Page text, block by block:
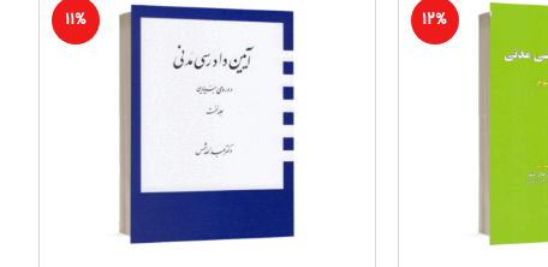
12%
11%